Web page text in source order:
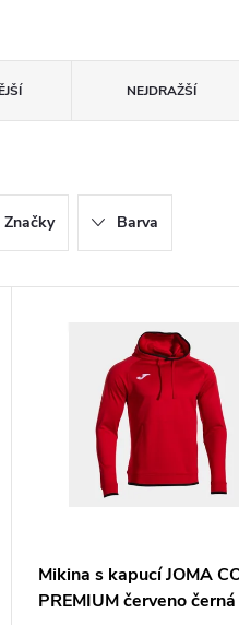
NEJDRAŽŠÍ
Značky Barva
Mikina s kapucí JOMA
PREMIUM červeno černá